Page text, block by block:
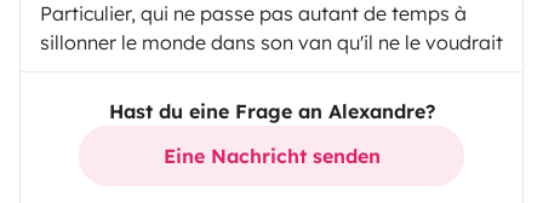
Particulier, qui ne passe pas autant de temps à
sillonner le monde dans son van qu'il ne le voudrait
Hast du eine Frage an Alexandre?
Eine Nachricht senden